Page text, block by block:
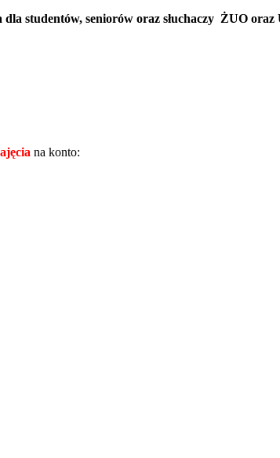
dla studentów, seniorów oraz słuchaczy ŻUO
na konto: